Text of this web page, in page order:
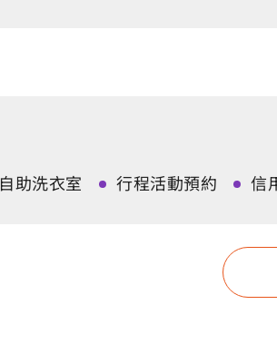
自助洗衣室 行程活動預約 信